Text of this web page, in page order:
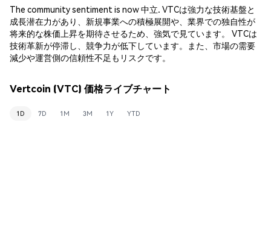
The community sentiment is now 中立. VTCは強力な技術基盤と
成長潜在力があり、新規事業への積極展開や、業界での独自性が
将来的な株価上昇を期待させるため、強気で見ています。 VTCは
技術革新が停滞し、競争力が低下しています。また、市場の需要
減少や運営側の信頼性不足もリスクです。
Vertcoin (VTC) 価格ライブチャート
1D 7D 1M 3M 1Y YTD